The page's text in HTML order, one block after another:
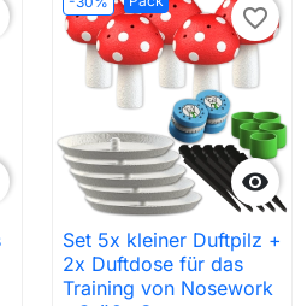

favorite_border
Set 5x kleiner Duftpilz +
2x Duftdose für das
Training von Nosework